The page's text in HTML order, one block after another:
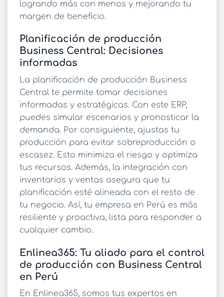
logrando más con menos y mejorando tu
margen de beneficio.
Planificación de producción
Business Central: Decisiones
informadas
La planificación de producción Business
Central te permite tomar decisiones
informadas y estratégicas. Con este ERP,
puedes simular escenarios y pronosticar la
demanda. Por consiguiente, ajustas tu
producción para evitar sobreproducción o
escasez. Esto minimiza el riesgo y optimiza
tus recursos. Además, la integración con
inventarios y ventas asegura que tu
planificación esté alineada con el resto de
tu negocio. Así, tu empresa en Perú es más
resiliente y proactiva, lista para responder a
cualquier cambio.
Enlinea365: Tu aliado para el control
de producción con Business Central
en Perú
En Enlinea365, somos tus expertos en